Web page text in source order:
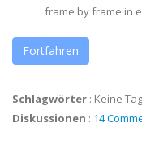
frame by frame in
Fortfahren
Schlagwörter : Keine
Diskussionen : 14